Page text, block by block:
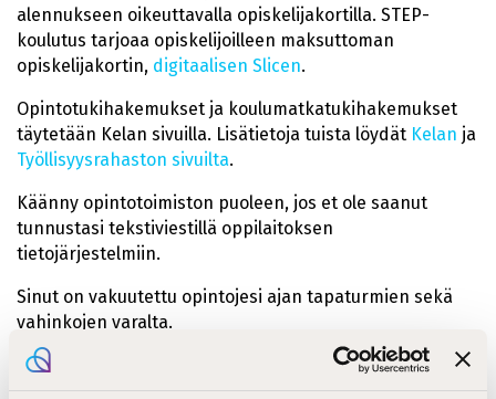
alennukseen oikeuttavalla opiskelijakortilla. STEP-
koulutus tarjoaa opiskelijoilleen maksuttoman
opiskelijakortin, digitaalisen Slicen.
Opintotukihakemukset ja koulumatkatukihakemukset
täytetään Kelan sivuilla. Lisätietoja tuista löydät Kelan ja
Työllisyysrahaston sivuilta.
Käänny opintotoimiston puoleen, jos et ole saanut
tunnustasi tekstiviestillä oppilaitoksen
tietojärjestelmiin.
Sinut on vakuutettu opintojesi ajan tapaturmien sekä
vahinkojen varalta.
Saat ohjausta ja tukea